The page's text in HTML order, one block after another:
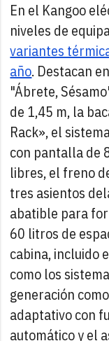
En el Kangoo
niveles de
variantes
año. Destacan
"Ábrete,
de 1,45 m, la
Rack», el
con pantalla de
libres, el freno
tres asientos
abatible para
60 litros de
cabina, incluido
como los
generación
adaptativo con
automático y el